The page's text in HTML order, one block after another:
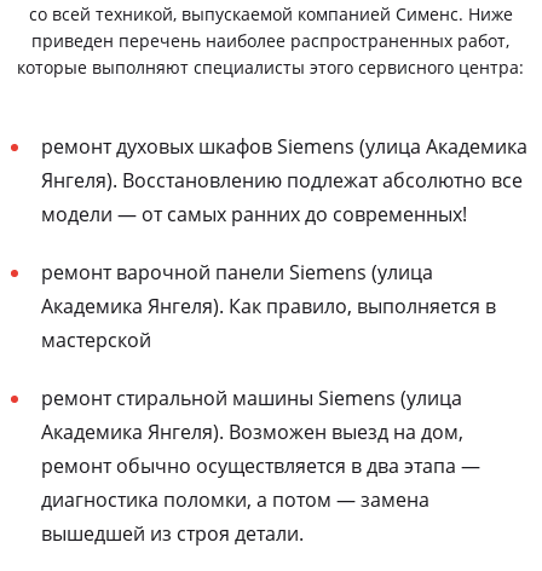
со всей техникой, выпускаемой компанией Сименс. Ниже
приведен перечень наиболее распространенных работ,
которые выполняют специалисты этого сервисного центра:
ремонт духовых шкафов Siemens (улица Академика
Янгеля). Восстановлению подлежат абсолютно все
модели — от самых ранних до современных!
ремонт варочной панели Siemens (улица
Академика Янгеля). Как правило, выполняется в
мастерской
ремонт стиральной машины Siemens (улица
Академика Янгеля). Возможен выезд на дом,
ремонт обычно осуществляется в два этапа —
диагностика поломки, а потом — замена
вышедшей из строя детали.